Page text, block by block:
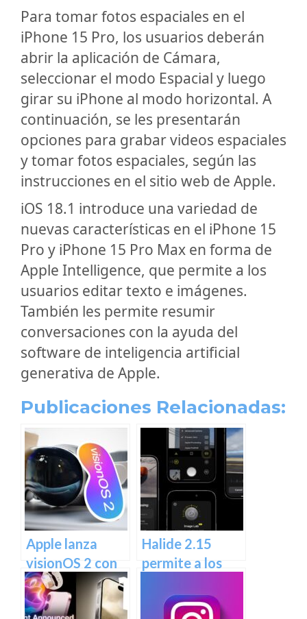
Para tomar fotos espaciales en el
iPhone 15 Pro, los usuarios deberán
abrir la aplicación de Cámara,
seleccionar el modo Espacial y luego
girar su iPhone al modo horizontal. A
continuación, se les presentarán
opciones para grabar videos espaciales
y tomar fotos espaciales, según las
instrucciones en el sitio web de Apple.
iOS 18.1 introduce una variedad de
nuevas características en el iPhone 15
Pro y iPhone 15 Pro Max en forma de
Apple Intelligence, que permite a los
usuarios editar texto e imágenes.
También les permite resumir
conversaciones con la ayuda del
software de inteligencia artificial
generativa de Apple.
Publicaciones Relacionadas:
Apple lanza
visionOS 2 con
la función de
fotos espaciales
Halide 2.15
permite a los
fotos sin